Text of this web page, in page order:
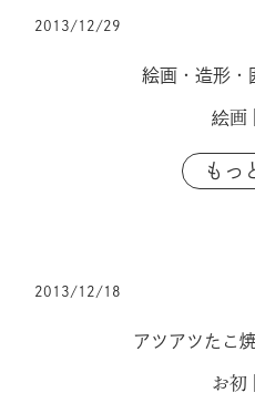
2013/12/29
絵画・造形・
絵画
もっ
2013/12/18
アツアツたこ
お初